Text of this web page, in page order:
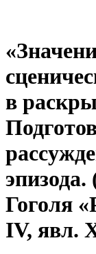
в
Гоголя
IV, явл.